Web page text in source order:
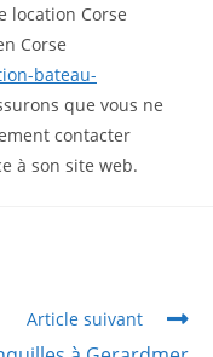
location Corse
Corse
bateau-
que vous ne
contacter
à son site web.
Article suivant